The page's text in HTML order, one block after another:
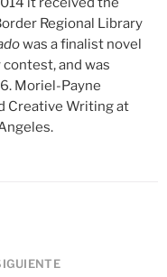
Regional Library
was a finalist novel
and was
Moriel-Payne
Creative Writing at